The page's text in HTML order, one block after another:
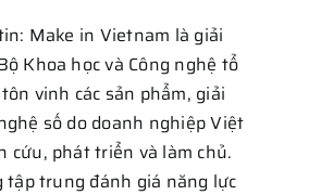
Make in Vietnam là giải
Khoa học và Công nghệ tổ
vinh các sản phẩm, giải
số do doanh nghiệp Việt
cứu, phát triển và làm chủ.
tập trung đánh giá năng lực